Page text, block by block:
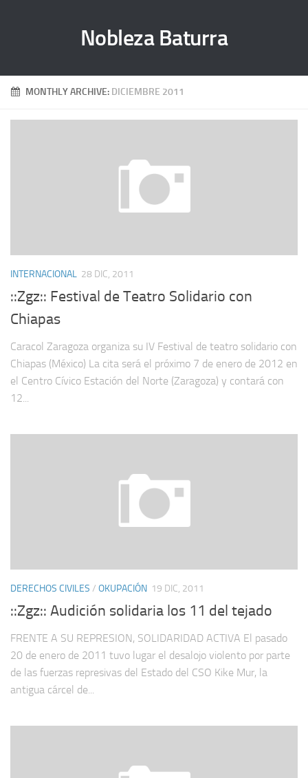
Nobleza Baturra
MONTHLY ARCHIVE: DICIEMBRE 2011
INTERNACIONAL 28 DIC, 2011
::Zgz:: Festival de Teatro Solidario con
Chiapas
Caracol Zaragoza organiza su IV Festival de teatro solidario con
Chiapas (México) La cita será el próximo 7 de enero de 2012 en
el Centro Cívico Estación del Norte (Zaragoza) y contará con
12...
DERECHOS CIVILES / OKUPACIÓN 19 DIC, 2011
::Zgz:: Audición solidaria los 11 del tejado
FRENTE A SU REPRESION, SOLIDARIDAD ACTIVA El pasado
20 de enero de 2011 tuvo lugar el desalojo violento por parte
de las fuerzas represivas del Estado del CSO Kike Mur, la
antigua cárcel de...